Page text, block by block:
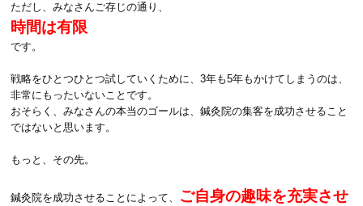
ただし、みなさんご存じの通り、
時間は有限
です。
戦略をひとつひとつ試していくために、3年も5年もかけてしまうのは、
非常にもったいないことです。
おそらく、みなさんの本当のゴールは、鍼灸院の集客を成功させること
ではないと思います。
もっと、その先。
鍼灸院を成功させることによって、
ご自身の趣味を充実させ